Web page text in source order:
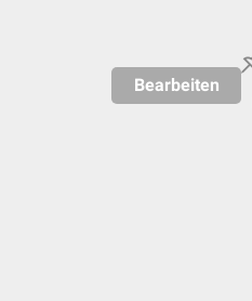
Bearbeiten